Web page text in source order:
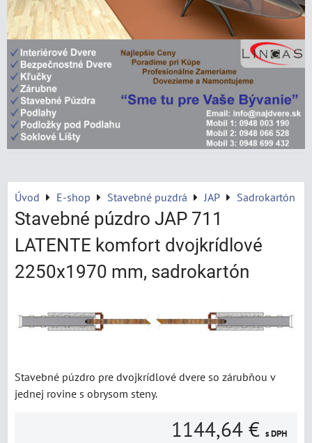
Úvod E-shop Stavebné puzdrá JAP Sadrokartón
Stavebné púzdro JAP 711
LATENTE komfort dvojkrídlové
2250x1970 mm, sadrokartón
Stavebné púzdro pre dvojkrídlové dvere so zárubňou v
jednej rovine s obrysom steny.
1144,64 € s DPH